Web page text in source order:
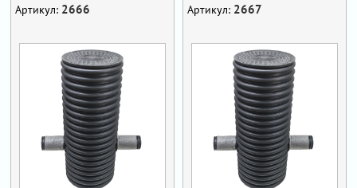
Артикул: 2666 Артикул: 2667